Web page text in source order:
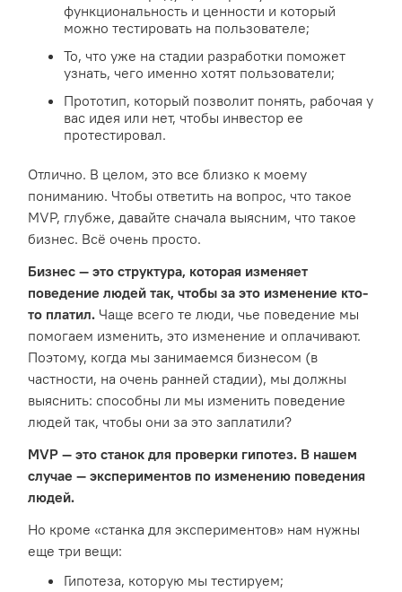
функциональность и ценности и который
можно тестировать на пользователе;
То, что уже на стадии разработки поможет
узнать, чего именно хотят пользователи;
Прототип, который позволит понять, рабочая у
вас идея или нет, чтобы инвестор ее
протестировал.
Отлично. В целом, это все близко к моему
пониманию. Чтобы ответить на вопрос, что такое
MVP, глубже, давайте сначала выясним, что такое
бизнес. Всё очень просто.
Бизнес — это структура, которая изменяет
поведение людей так, чтобы за это изменение кто-
то платил. Чаще всего те люди, чье поведение мы
помогаем изменить, это изменение и оплачивают.
Поэтому, когда мы занимаемся бизнесом (в
частности, на очень ранней стадии), мы должны
выяснить: способны ли мы изменить поведение
людей так, чтобы они за это заплатили?
MVP — это станок для проверки гипотез. В нашем
случае — экспериментов по изменению поведения
людей.
Но кроме «станка для экспериментов» нам нужны
еще три вещи:
Гипотеза, которую мы тестируем;